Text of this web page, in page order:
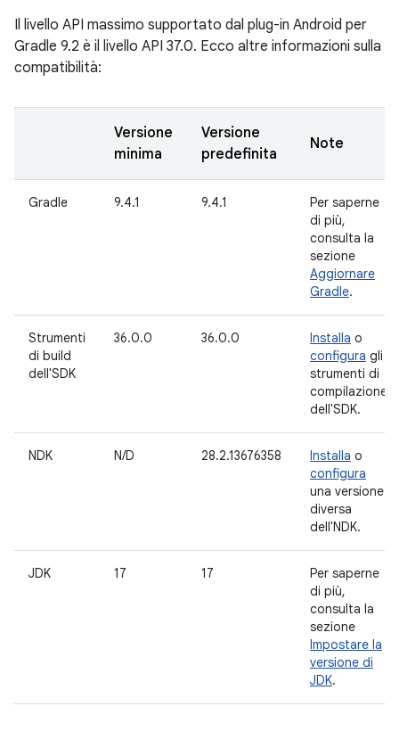
Il livello API massimo supportato dal plug-in Android per
Gradle 9.2 è il livello API 37.0. Ecco altre informazioni sulla
compatibilità:
Versione
minima
Versione
predefinita
Note
Gradle 9.4.1 9.4.1
Per saperne
di più,
consulta la
sezione
Aggiornare
Gradle.
Strumenti
di build
dell'SDK
36.0.0 36.0.0 Installa o
configura gli
strumenti di
compilazione
dell'SDK.
NDK N/D 28.2.13676358 Installa o
configura
una versione
diversa
dell'NDK.
JDK 17 17
Per saperne
di più,
consulta la
sezione
Impostare la
versione di
JDK.